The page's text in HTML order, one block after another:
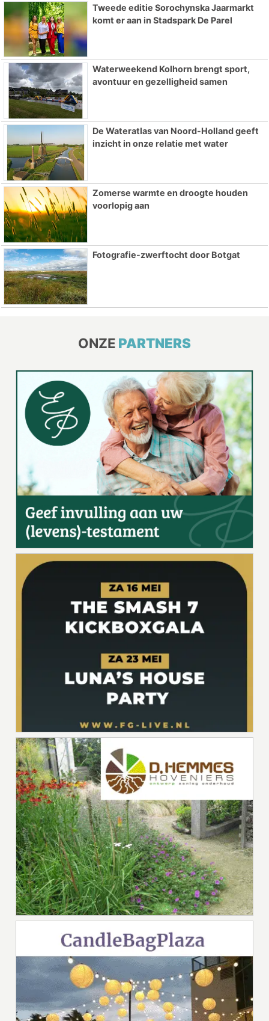
Tweede editie Sorochynska Jaarmarkt
komt er aan in Stadspark De Parel
Waterweekend Kolhorn brengt sport,
avontuur en gezelligheid samen
De Wateratlas van Noord-Holland geeft
inzicht in onze relatie met water
Zomerse warmte en droogte houden
voorlopig aan
Fotografie-zwerftocht door Botgat
ONZE PARTNERS